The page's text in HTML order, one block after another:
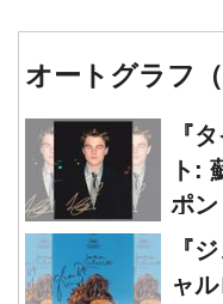
オートグラフ
『
ト:
ポ
ウ
リ
『
ャ